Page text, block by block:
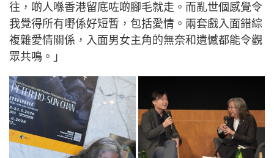
往，啲人喺香港留底咗啲腳毛就走。而亂世個感覺令
我覺得所有嘢係好短暫，包括愛情。兩套戲入面錯綜
複雜愛情關係，入面男女主角的無奈和遺憾都能令觀
眾共鳴。」